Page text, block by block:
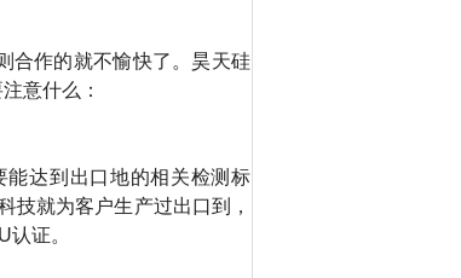
合作的就不愉快了。昊天硅
意什么：
达到出口地的相关检测标
技就为客户生产过出口到，
认证。